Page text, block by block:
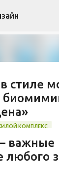
контенту
стиле
КОМПЛЕКС
жилого
Vincent
важные
любого